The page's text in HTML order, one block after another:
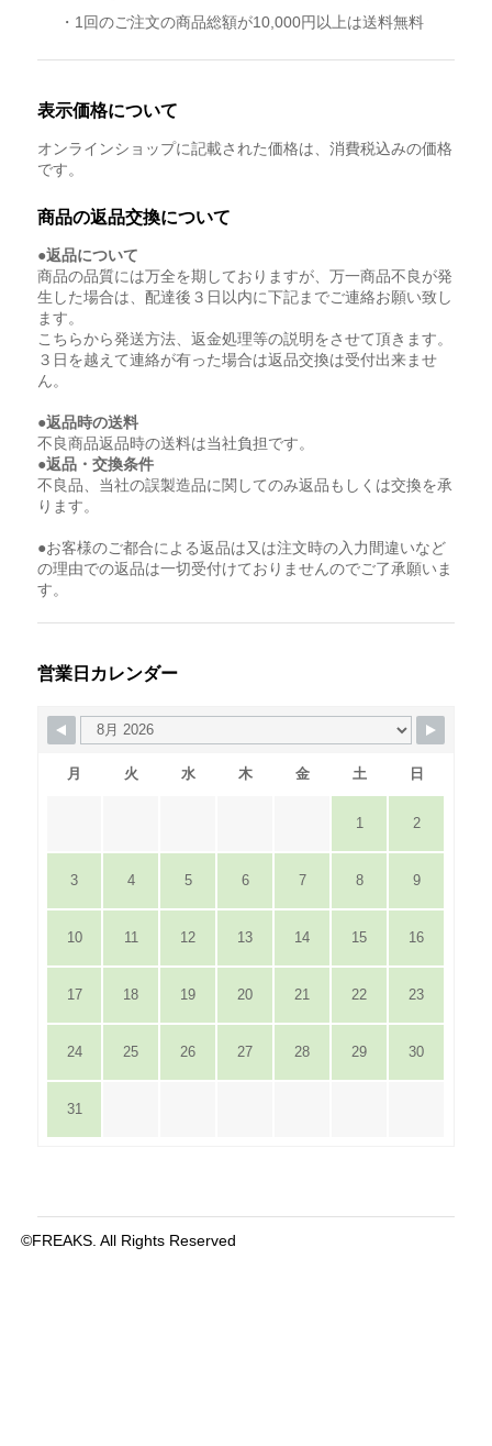
・1回のご注文の商品総額が10,000円以上は送料無料
表示価格について
オンラインショップに記載された価格は、消費税込みの価格
です。
商品の返品交換について
●返品について
商品の品質には万全を期しておりますが、万一商品不良が発
生した場合は、配達後３日以内に下記までご連絡お願い致し
ます。
こちらから発送方法、返金処理等の説明をさせて頂きます。
３日を越えて連絡が有った場合は返品交換は受付出来ませ
ん。
●返品時の送料
不良商品返品時の送料は当社負担です。
●返品・交換条件
不良品、当社の誤製造品に関してのみ返品もしくは交換を承
ります。
●お客様のご都合による返品は又は注文時の入力間違いなど
の理由での返品は一切受付けておりませんのでご了承願いま
す。
営業日カレンダー
月 火 水 木 金 土 日
1 2
3 4 5 6 7 8 9
10 11 12 13 14 15 16
17 18 19 20 21 22 23
24 25 26 27 28 29 30
31
©FREAKS. All Rights Reserved